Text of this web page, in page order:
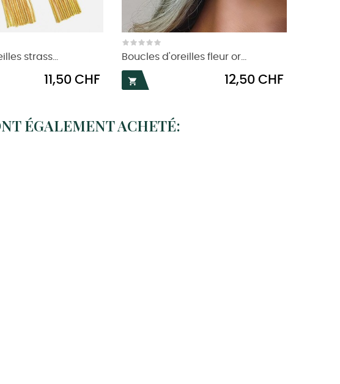
strass...
Prix
11,50 CHF
Boucles d'oreilles fleur or...

Prix
12,50 CHF
ÉGALEMENT ACHETÉ: